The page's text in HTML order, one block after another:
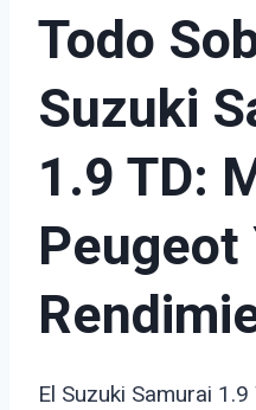
Todo
Suzuki
1.9 TD:
Peugeot
El Suzuki Samurai